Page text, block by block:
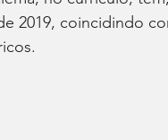
2019, coincidindo